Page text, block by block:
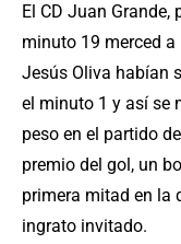
El CD Juan Grande,
minuto 19 merced
Jesús Oliva habían
el minuto 1 y así se
peso en el partido
premio del gol, un
primera mitad en la
ingrato invitado.